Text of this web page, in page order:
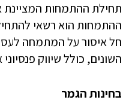
תחילת ההתמחות
ההתמחות הוא רשאי
חל איסור על המתמחה לעסוק
השונים, כולל שיווק פנסיוני
בחינות הגמר